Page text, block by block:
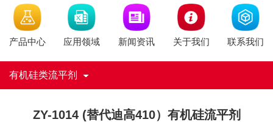
产品中心 应用领域 新闻资讯 关于我们 联系我们
有机硅类流平剂
ZY-1014 (替代迪高410）有机硅流平剂